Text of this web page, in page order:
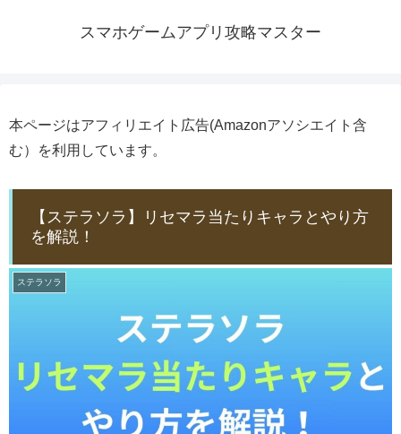
スマホゲームアプリ攻略マスター
本ページはアフィリエイト広告(Amazonアソシエイト含
む）を利用しています。
【ステラソラ】リセマラ当たりキャラとやり方
を解説！
ステラソラ